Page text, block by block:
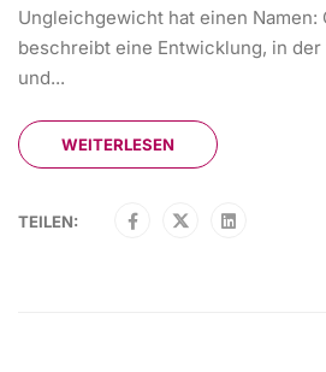
Ungleichgewicht hat einen Namen:
beschreibt eine Entwicklung, in
und...
WEITERLESEN
TEILEN: